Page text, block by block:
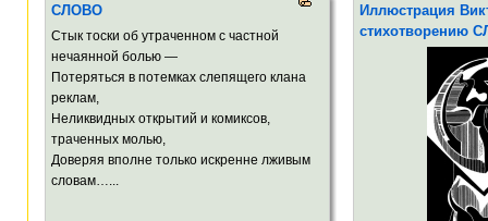
СЛОВО
Стык тоски об утраченном с частной
нечаянной болью —
Потеряться в потемках слепящего клана
реклам,
Неликвидных открытий и комиксов,
траченных молью,
Доверяя вполне только искренне лживым
словам…...
Иллюстрация
стихотворению